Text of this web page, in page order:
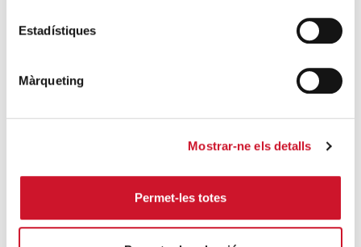
Estadístiques
Màrqueting
Mostrar-ne els detalls
Permet-les totes
3.000 ilusiones… ¡Lánzate!
No cualquier trabajo, sino un trabajo
9 de cada 10 jóvenes atendidos por Feina